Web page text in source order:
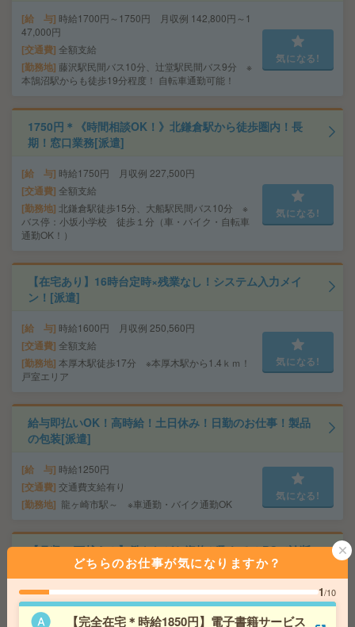
給 与 時給1700円～1750円 月収例 142,800円～1
47,000円
交通費 全額支給
勤務地 藤沢駅民間バス10分、辻堂駅民間バス9分 ※
本鵠沼駅からも徒歩19分程度！ 自転車通勤可能！
気になる!
1750円＊《時間相談OK！》北鎌倉駅から徒歩圏内！長
期！窓口業務[派遣]
給 与 時給1750円 月収例 227,500円
交通費 全額支給
勤務地 北鎌倉駅徒歩15分、大船駅民間バス10分 ※
バス停：小坂小学校 徒歩１分（車・バイク・自転車
通勤OK！）
気になる!
【在宅あり】16時台定時×残業なし！システム入力メイ
ン！[派遣]
給 与 時給1600円 月収例 250,560円
交通費 全額支給
勤務地 本厚木駅徒歩17分 ※本厚木駅から1.4ｋｍ！
戸室エリア
気になる!
給与即払いOK！高時給！土日休み！日勤のお仕事！製品
の包装[派遣]
給 与 時給1250円
交通費 交通費支給有り
勤務地 龍ヶ崎市駅～ ※車通勤・バイク通勤OK
気になる!
【月収23万越え！】働きながら資格が取れる！PCで診断
書作成＊土日祝休み[派遣]
給 与 時給1450円 〈月給〉23万2000円 11600円
×20日
どちらのお仕事が気になりますか？
1/10
【完全在宅＊時給1850円】電子書籍サービス